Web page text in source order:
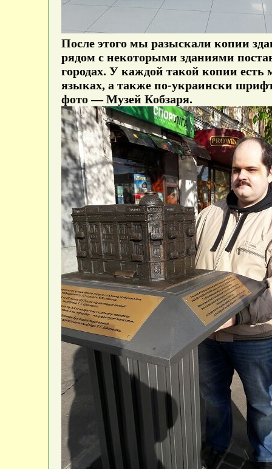
После этого мы разыскали копии
рядом с некоторыми зданиями
городах. У каждой такой копии
языках, а также по-украински
фото — Музей Кобзаря.